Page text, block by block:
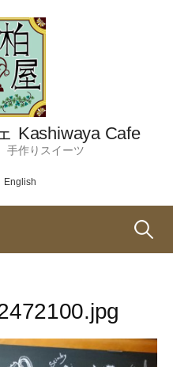
Kashiwaya Cafe
手作りスイーツ
English
検